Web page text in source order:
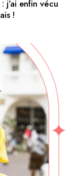
j’ai enfin vécu
!